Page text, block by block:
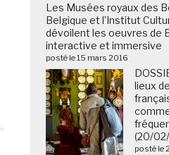
Les Musées royaux des
Belgique et l’Institut
dévoilent les oeuvres de
interactive et immersive
posté le 15 mars 2016
lieux
(20/
posté le